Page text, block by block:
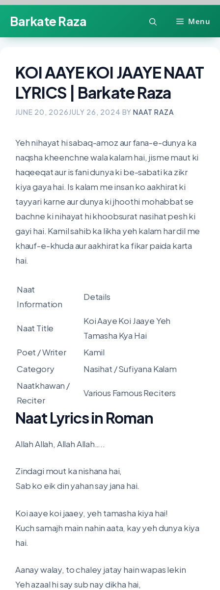
content
Barkate Raza Menu
KOI AAYE KOI JAAYE NAAT
LYRICS | Barkate Raza
JUNE 20, 2026JULY 26, 2024 BY NAAT RAZA
Yeh nihayat hi sabaq-amoz aur fana-e-dunya ka
naqsha kheenchne wala kalam hai, jisme maut ki
haqeeqat aur is fani dunya ki be-sabati ka zikr
kiya gaya hai. Is kalam me insan ko aakhirat ki
tayyari karne aur dunya ki jhoothi mohabbat se
bachne ki nihayat hi khoobsurat nasihat pesh ki
gayi hai. Kamil sahib ka likha yeh kalam har dil me
khauf-e-khuda aur aakhirat ka fikar paida karta
hai.
Naat
Information
Details
Naat Title
Koi Aaye Koi Jaaye Yeh
Tamasha Kya Hai
Poet / Writer
Kamil
Category
Nasihat / Sufiyana Kalam
Naatkhawan /
Reciter
Various Famous Reciters
Naat Lyrics in Roman
Allah Allah, Allah Allah…..
Zindagi mout ka nishana hai,
Sab ko eik din yahan say jana hai.
Koi aaye koi jaaey, yeh tamasha kiya hai!
Kuch samajh main nahin aata, kay yeh dunya kiya
hai.
Aanay walay, to chaley jatay hain wapas lekin
Yeh azaal hi say sub nay dikha hai,